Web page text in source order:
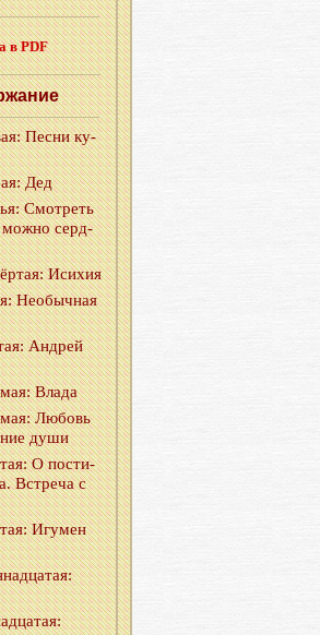
в PDF
Песни ку­
Дед
Смот­реть
можно серд­
Ис­и­хия
Необыч­ная
Ан­дрей
Влада
Лю­бовь
души
О по­сти­
Встре­ча с
Игу­мен